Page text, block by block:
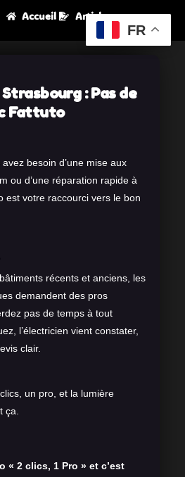
Accueil Articles
: Pas de
Fattuto
avez besoin d’une mise aux
ou d’une réparation rapide à
est votre raccourci vers le bon
récents et anciens, les
demandent des pros
pas de temps à tout
l’électricien vient constater,
clair.
un pro, et la lumière
ça.
« 2 clics, 1 Pro » et c’est
FR